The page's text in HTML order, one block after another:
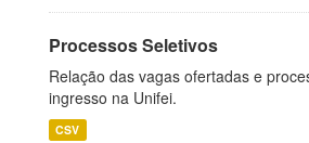
Processos Seletivos
Relação das vagas ofertadas e
ingresso na Unifei.
CSV